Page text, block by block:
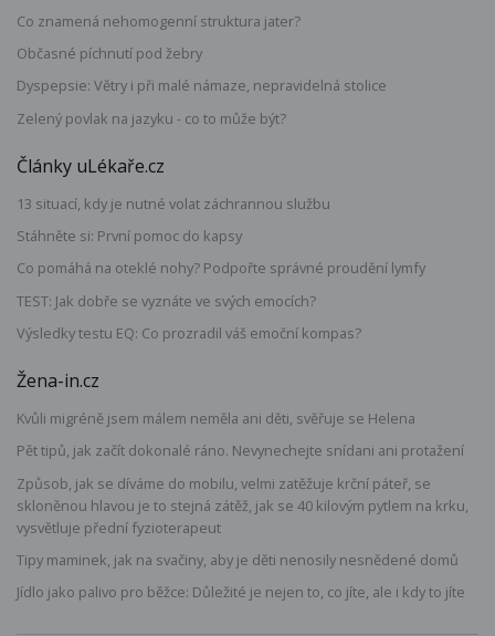
Co znamená nehomogenní struktura jater?
Občasné píchnutí pod žebry
Dyspepsie: Větry i při malé námaze, nepravidelná stolice
Zelený povlak na jazyku - co to může být?
Články uLékaře.cz
13 situací, kdy je nutné volat záchrannou službu
Stáhněte si: První pomoc do kapsy
Co pomáhá na oteklé nohy? Podpořte správné proudění lymfy
TEST: Jak dobře se vyznáte ve svých emocích?
Výsledky testu EQ: Co prozradil váš emoční kompas?
Žena-in.cz
Kvůli migréně jsem málem neměla ani děti, svěřuje se Helena
Pět tipů, jak začít dokonalé ráno. Nevynechejte snídani ani protažení
Způsob, jak se díváme do mobilu, velmi zatěžuje krční páteř, se
skloněnou hlavou je to stejná zátěž, jak se 40 kilovým pytlem na krku,
vysvětluje přední fyzioterapeut
Tipy maminek, jak na svačiny, aby je děti nenosily nesnědené domů
Jídlo jako palivo pro běžce: Důležité je nejen to, co jíte, ale i kdy to jíte